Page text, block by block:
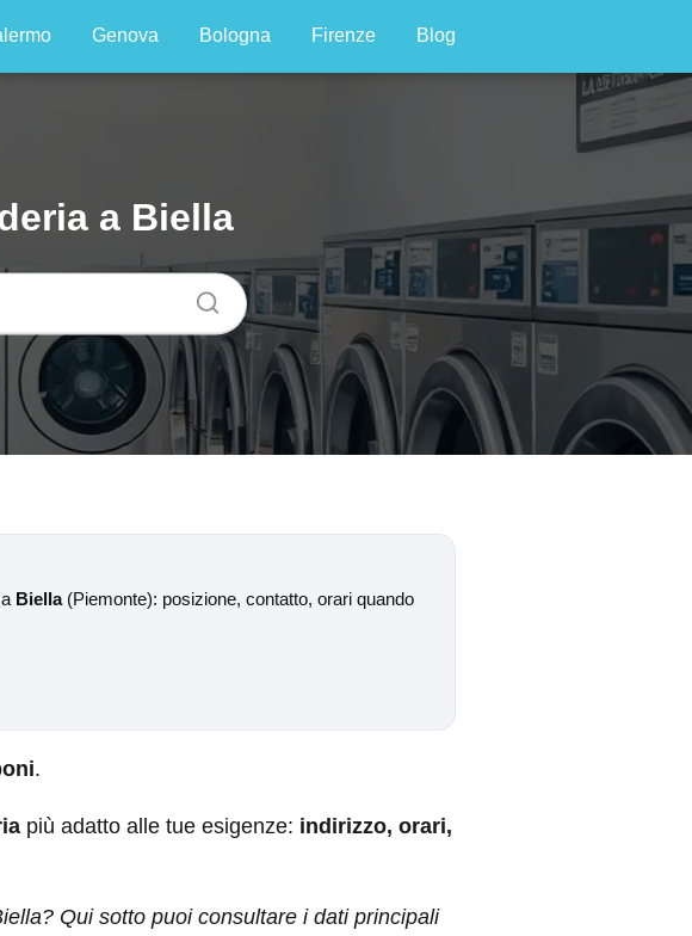
Genova Bologna Firenze Blog
a Biella
a Biella(Piemonte): posizione, contatto, orari quando
.
più adatto alle tue esigenze: indirizzo, orari,
Qui sotto puoi consultare i dati principali